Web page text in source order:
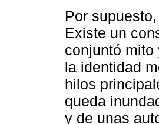
Por
Existe un
conjuntó
la identidad
hilos
queda
y de unas